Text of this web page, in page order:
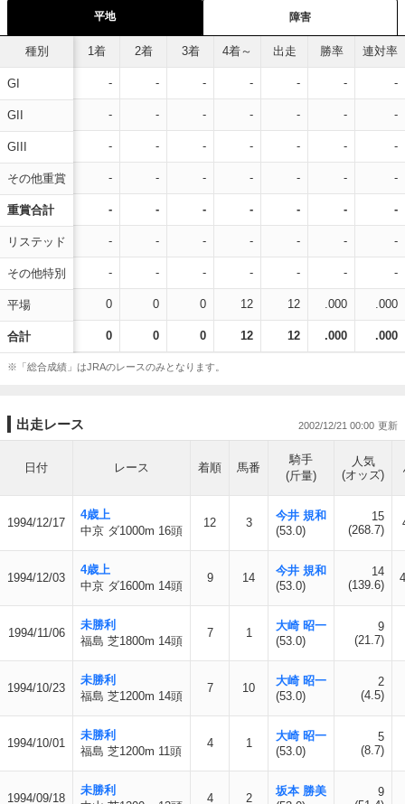
平地 障害
種別
GI
GII
GIII
その他重賞
重賞合計
リステッド
その他特別
平場
合計
1着 2着 3着 4着～ 出走 勝率 連対率
- - - - - - -
- - - - - - -
- - - - - - -
- - - - - - -
- - - - - - -
- - - - - - -
- - - - - - -
0 0 0 12 12 .000 .000
0 0 0 12 12 .000 .000
※「総合成績」はJRAのレースのみとなります。
出走レース 2002/12/21 00:00
日付 レース 着順 馬番
騎手
(斤量)
人気
(オッズ)
1994/12/17
4歳上
中京 ダ1000m 16頭
12 3
今井 規和
(53.0)
15
(268.7)
1994/12/03
4歳上
中京 ダ1600m 14頭
9 14
今井 規和
(53.0)
14
(139.6)
1994/11/06
未勝利
福島 芝1800m 14頭
7 1
大崎 昭一
(53.0)
9
(21.7)
1994/10/23
未勝利
福島 芝1200m 14頭
7 10
大崎 昭一
(53.0)
2
(4.5)
1994/10/01
未勝利
福島 芝1200m 11頭
4 1
大崎 昭一
(53.0)
5
(8.7)
1994/09/18
未勝利
4 2
坂本 勝美
9